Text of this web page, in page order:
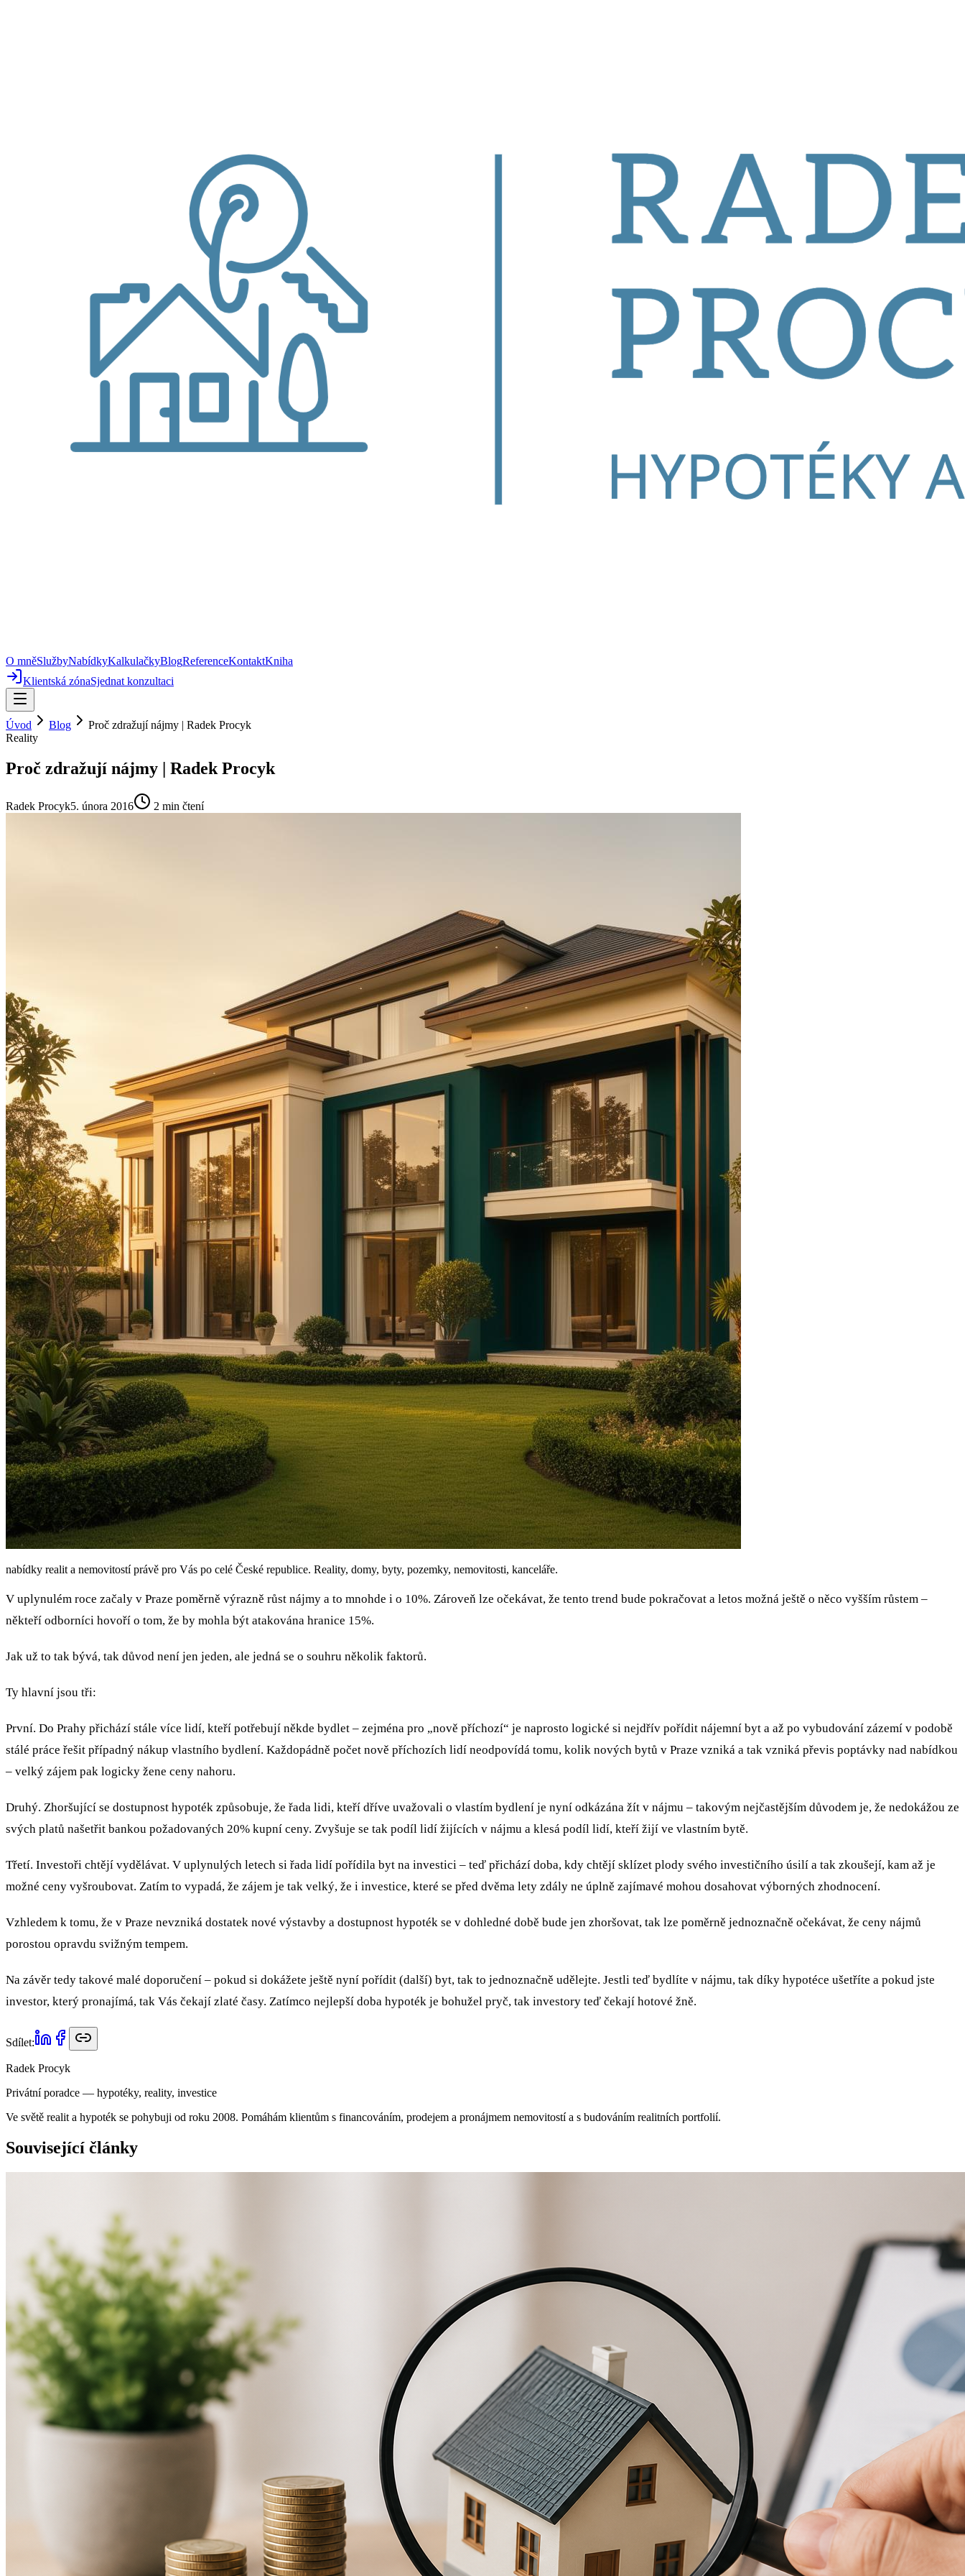
O mněSlužbyNabídkyKalkulačkyBlogReferenceKontaktKniha
Klientská zónaSjednat konzultaci
Úvod Blog
Proč zdražují nájmy | Radek Procyk
Reality
Proč zdražují nájmy | Radek Procyk
Radek Procyk5. února 2016 2 min čtení
nabídky realit a nemovitostí právě pro Vás po celé České republice. Reality, domy, byty, pozemky, nemovitosti, kanceláře.
V uplynulém roce začaly v Praze poměrně výrazně růst nájmy a to mnohde i o 10%. Zároveň lze očekávat, že tento trend bude pokračovat a letos možná ještě o něco vyšším růstem –
někteří odborníci hovoří o tom, že by mohla být atakována hranice 15%.
Jak už to tak bývá, tak důvod není jen jeden, ale jedná se o souhru několik faktorů.
Ty hlavní jsou tři:
První. Do Prahy přichází stále více lidí, kteří potřebují někde bydlet – zejména pro „nově příchozí“ je naprosto logické si nejdřív pořídit nájemní byt a až po vybudování zázemí v podobě
stálé práce řešit případný nákup vlastního bydlení. Každopádně počet nově příchozích lidí neodpovídá tomu, kolik nových bytů v Praze vzniká a tak vzniká převis poptávky nad nabídkou
– velký zájem pak logicky žene ceny nahoru.
Druhý. Zhoršující se dostupnost hypoték způsobuje, že řada lidi, kteří dříve uvažovali o vlastím bydlení je nyní odkázána žít v nájmu – takovým nejčastějším důvodem je, že nedokážou ze
svých platů našetřit bankou požadovaných 20% kupní ceny. Zvyšuje se tak podíl lidí žijících v nájmu a klesá podíl lidí, kteří žijí ve vlastním bytě.
Třetí. Investoři chtějí vydělávat. V uplynulých letech si řada lidí pořídila byt na investici – teď přichází doba, kdy chtějí sklízet plody svého investičního úsilí a tak zkoušejí, kam až je
možné ceny vyšroubovat. Zatím to vypadá, že zájem je tak velký, že i investice, které se před dvěma lety zdály ne úplně zajímavé mohou dosahovat výborných zhodnocení.
Vzhledem k tomu, že v Praze nevzniká dostatek nové výstavby a dostupnost hypoték se v dohledné době bude jen zhoršovat, tak lze poměrně jednoznačně očekávat, že ceny nájmů
porostou opravdu svižným tempem.
Na závěr tedy takové malé doporučení – pokud si dokážete ještě nyní pořídit (další) byt, tak to jednoznačně udělejte. Jestli teď bydlíte v nájmu, tak díky hypotéce ušetříte a pokud jste
investor, který pronajímá, tak Vás čekají zlaté časy. Zatímco nejlepší doba hypoték je bohužel pryč, tak investory teď čekají hotové žně.
Sdílet:
Radek Procyk
Privátní poradce — hypotéky, reality, investice
Ve světě realit a hypoték se pohybuji od roku 2008. Pomáhám klientům s financováním, prodejem a pronájmem nemovitostí a s budováním realitních portfolií.
Související články